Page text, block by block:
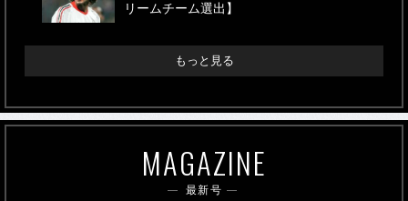
リームチーム選出】
もっと見る
MAGAZINE
最新号